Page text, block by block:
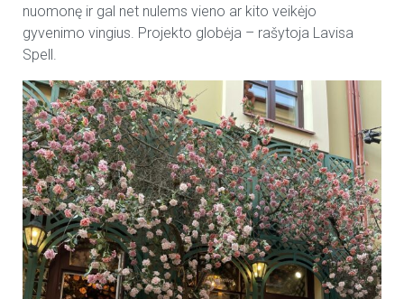
nuomonę ir gal net nulems vieno ar kito veikėjo
gyvenimo vingius. Projekto globėja – rašytoja Lavisa
Spell.